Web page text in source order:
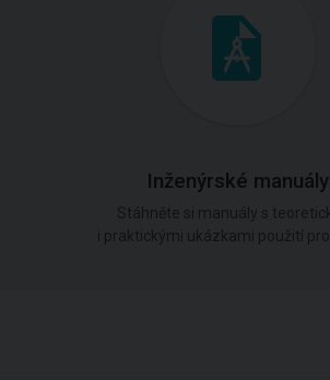
Inženýrské manuály